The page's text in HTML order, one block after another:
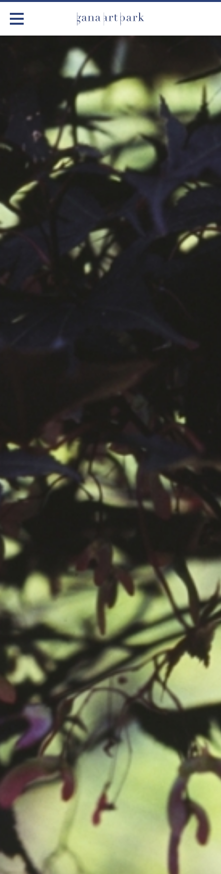
가나아트파크
전시
어린이 체험
작품소개
아틀리에
공지사항
보도자료